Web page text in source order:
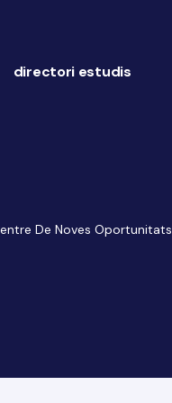
directori estudis
De Noves Oportunitats